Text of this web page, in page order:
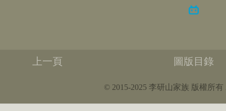
上一頁 圖版目錄
© 2015-2025 李研山家族 版權所有